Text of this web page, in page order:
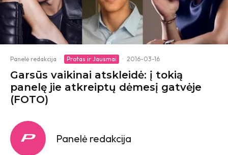
Panelė redakcija · Protas ir Jausmai · 2016-03-16
Garsūs vaikinai atskleidė: į tokią
panelę jie atkreiptų dėmesį gatvėje
(FOTO)
Panelė redakcija